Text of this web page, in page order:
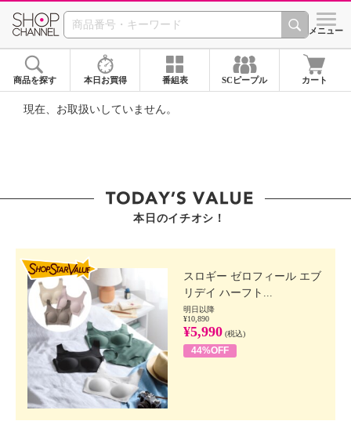
SHOP CHANNEL ショッ
メニュー
商品を探す 本日お買得 番組表 SCピープル カート
現在、お取扱いしていません。
本日のイチオシ！
スロギー ゼロフィール エブ
リデイ ハーフト...
明日以降
¥10,890
¥5,990 (税込)
44%OFF